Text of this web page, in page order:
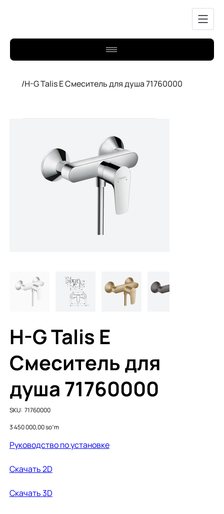
/H-G Talis E Смеситель для душа 71760000
H-G Talis E
Смеситель для
душа 71760000
SKU: SKU
71760000
71760000
Price
3 450 000,00 soʻm
Руководство по установке
Скачать 2D
Cкачать 3D